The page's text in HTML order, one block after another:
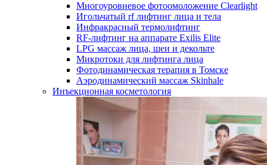
Многоуровневое фотоомоложение Clearlight
Игольчатый rf лифтинг лица и тела
Инфракрасный термолифтинг
RF-лифтинг на аппарате Exilis Elite
LPG массаж лица, шеи и декольте
Микротоки для лифтинга лица
Фотодинамическая терапия в Томске
Аэродинамический массаж Skinhale
Инъекционная косметология